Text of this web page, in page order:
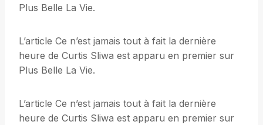
Plus Belle La Vie.
L’article Ce n’est jamais tout à fait la dernière
heure de Curtis Sliwa est apparu en premier sur
Plus Belle La Vie.
L’article Ce n’est jamais tout à fait la dernière
heure de Curtis Sliwa est apparu en premier sur